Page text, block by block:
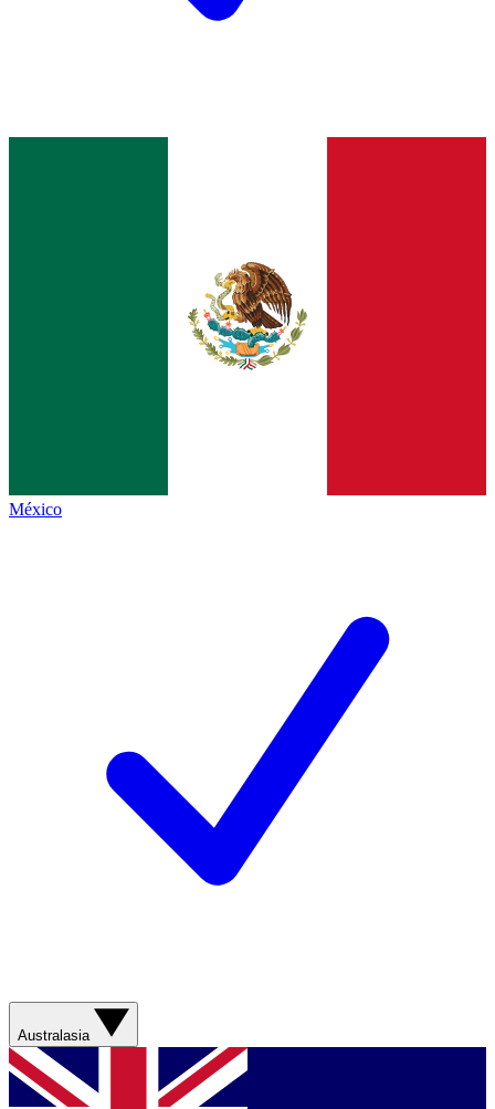
México
Australasia